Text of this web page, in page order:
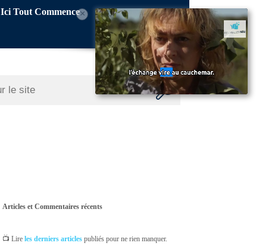
Ici Tout Commence×
Articles et Commentaires récents
📺 Lireles derniers articles publiés pour ne rien manquer.